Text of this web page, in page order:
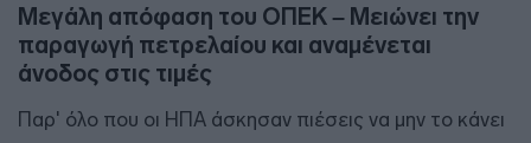
Μεγάλη απόφαση του ΟΠΕΚ – Μειώνει την
παραγωγή πετρελαίου και αναμένεται
άνοδος στις τιμές
Παρ' όλο που οι ΗΠΑ άσκησαν πιέσεις να μην το κάνει